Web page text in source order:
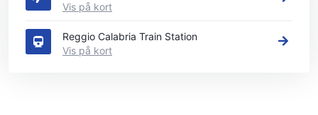
Vis på kort
Reggio Calabria Train Station
Vis på kort